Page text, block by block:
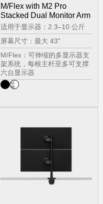
M/Flex with M2 Pro
Stacked Dual Monitor Arm
适用于显示器：2.3–10 公斤
屏幕尺寸：最大 43"
M/Flex：可伸缩的多显示器支
架系统，每根主杆至多可支撑
六台显示器